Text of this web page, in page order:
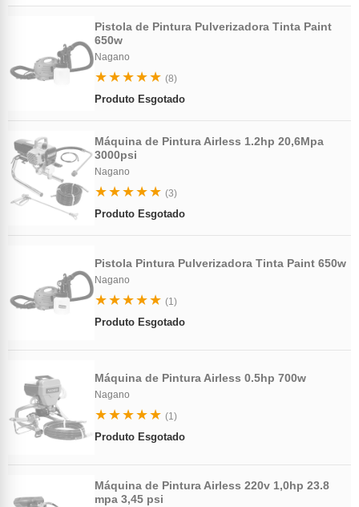
Pistola de Pintura Pulverizadora Tinta Paint
650w
Nagano
★★★★★ (8)
Produto Esgotado
Máquina de Pintura Airless 1.2hp 20,6Mpa
3000psi
Nagano
★★★★★ (3)
Produto Esgotado
Pistola Pintura Pulverizadora Tinta Paint 650w
Nagano
★★★★★ (1)
Produto Esgotado
Máquina de Pintura Airless 0.5hp 700w
Nagano
★★★★★ (1)
Produto Esgotado
Máquina de Pintura Airless 220v 1,0hp 23.8
mpa 3,45 psi